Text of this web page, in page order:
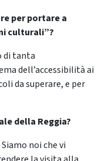
per portare a
culturali”?
di tanta
dell’accessibilità ai
da superare, e per
della Reggia?
noi che vi